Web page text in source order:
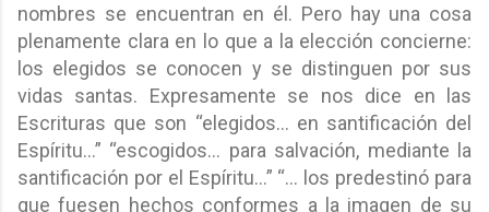
nombres se encuentran en él. Pero hay una cosa
plenamente clara en lo que a la elección concierne:
los elegidos se conocen y se distinguen por sus
vidas santas. Expresamente se nos dice en las
Escrituras que son “elegidos… en santificación del
Espíritu…” “escogidos… para salvación, mediante la
santificación por el Espíritu…” “… los predestinó para
que fuesen hechos conformes a la imagen de su